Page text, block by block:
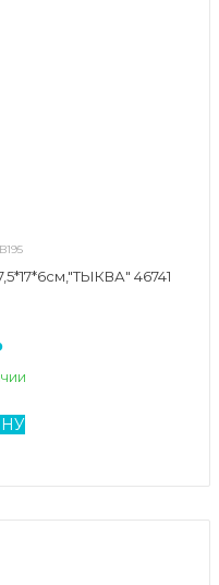
46741